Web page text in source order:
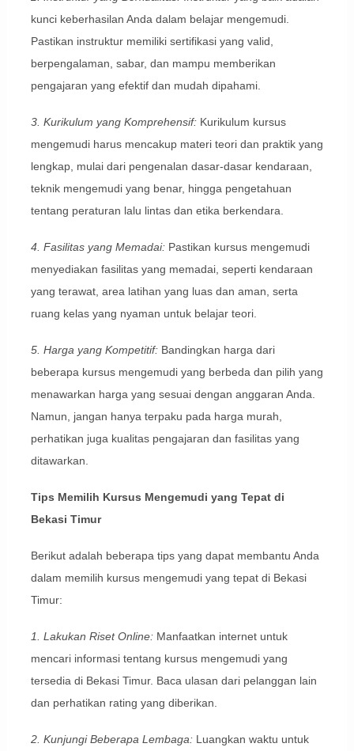
kunci keberhasilan Anda dalam belajar mengemudi.
Pastikan instruktur memiliki sertifikasi yang valid,
berpengalaman, sabar, dan mampu memberikan
pengajaran yang efektif dan mudah dipahami.
3. Kurikulum yang Komprehensif:Kurikulum kursus
mengemudi harus mencakup materi teori dan praktik yang
lengkap, mulai dari pengenalan dasar-dasar kendaraan,
teknik mengemudi yang benar, hingga pengetahuan
tentang peraturan lalu lintas dan etika berkendara.
4. Fasilitas yang Memadai:Pastikan kursus mengemudi
menyediakan fasilitas yang memadai, seperti kendaraan
yang terawat, area latihan yang luas dan aman, serta
ruang kelas yang nyaman untuk belajar teori.
5. Harga yang Kompetitif:Bandingkan harga dari
beberapa kursus mengemudi yang berbeda dan pilih yang
menawarkan harga yang sesuai dengan anggaran Anda.
Namun, jangan hanya terpaku pada harga murah,
perhatikan juga kualitas pengajaran dan fasilitas yang
ditawarkan.
Tips Memilih Kursus Mengemudi yang Tepat di
Bekasi Timur
Berikut adalah beberapa tips yang dapat membantu Anda
dalam memilih kursus mengemudi yang tepat di Bekasi
Timur:
1. Lakukan Riset Online:Manfaatkan internet untuk
mencari informasi tentang kursus mengemudi yang
tersedia di Bekasi Timur. Baca ulasan dari pelanggan lain
dan perhatikan rating yang diberikan.
2. Kunjungi Beberapa Lembaga:Luangkan waktu untuk